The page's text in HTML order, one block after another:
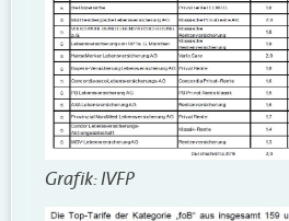
Grafik: IVFP